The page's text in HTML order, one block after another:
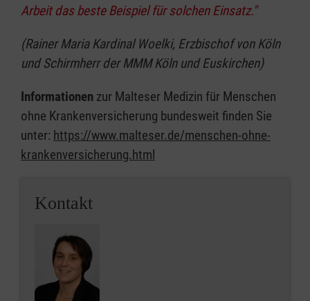
Arbeit das beste Beispiel für solchen Einsatz."
(Rainer Maria Kardinal Woelki, Erzbischof von Köln
und Schirmherr der MMM Köln und Euskirchen)
Informationen zur Malteser Medizin für Menschen
ohne Krankenversicherung bundesweit finden Sie
unter: https://www.malteser.de/menschen-ohne-
krankenversicherung.html
Kontakt